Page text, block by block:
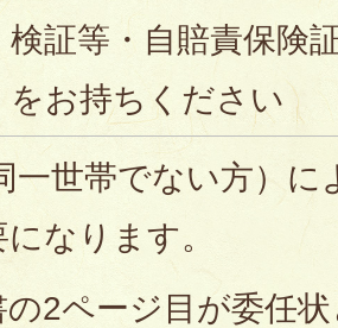
検証等・自賠責保険
をお持ちください
一世帯でない方）に
なります。
の2ページ目が委任